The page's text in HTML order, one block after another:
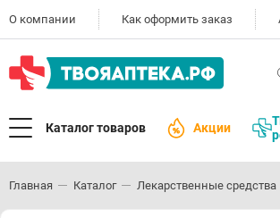
О компании Как оформить заказ
Каталог товаров Акции
Главная Каталог Лекарственные средства